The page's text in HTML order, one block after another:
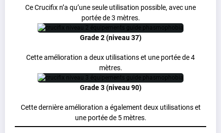
Ce Crucifix n’a qu’une seule utilisation possible, avec une
portée de 3 mètres.
Grade 2 (niveau 37)
Cette amélioration a deux utilisations et une portée de 4
mètres.
Grade 3 (niveau 90)
Cette dernière amélioration a également deux utilisations et
une portée de 5 mètres.